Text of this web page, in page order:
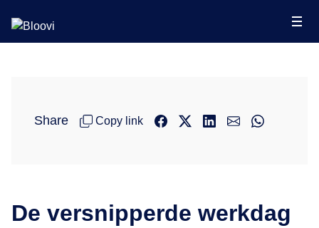
Share Copy link
De versnipperde werkdag